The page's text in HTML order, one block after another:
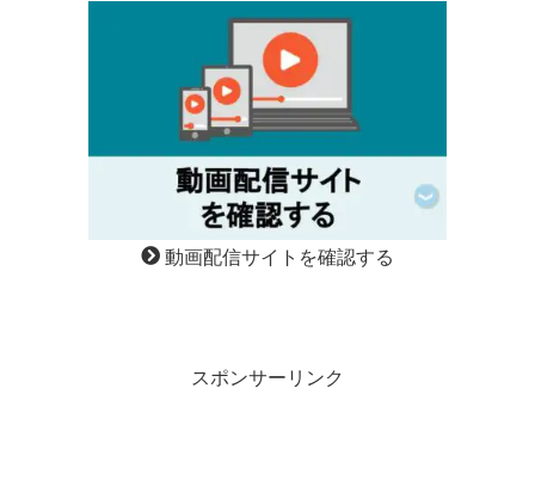
動画配信サイトを確認する
スポンサーリンク